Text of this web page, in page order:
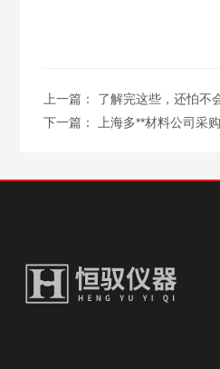
上一篇： 了解完这些，还怕不
下一篇：
上海多**材料公司采